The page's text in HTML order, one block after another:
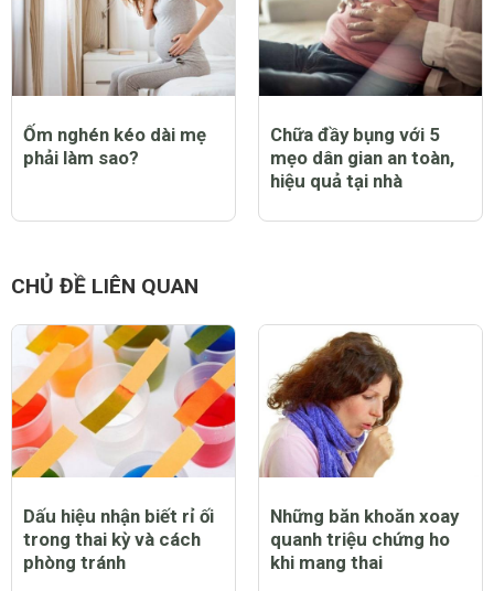
Ốm nghén kéo dài mẹ
phải làm sao?
Chữa đầy bụng với 5
mẹo dân gian an toàn,
hiệu quả tại nhà
CHỦ ĐỀ LIÊN QUAN
Dấu hiệu nhận biết rỉ ối
trong thai kỳ và cách
phòng tránh
Những băn khoăn xoay
quanh triệu chứng ho
khi mang thai